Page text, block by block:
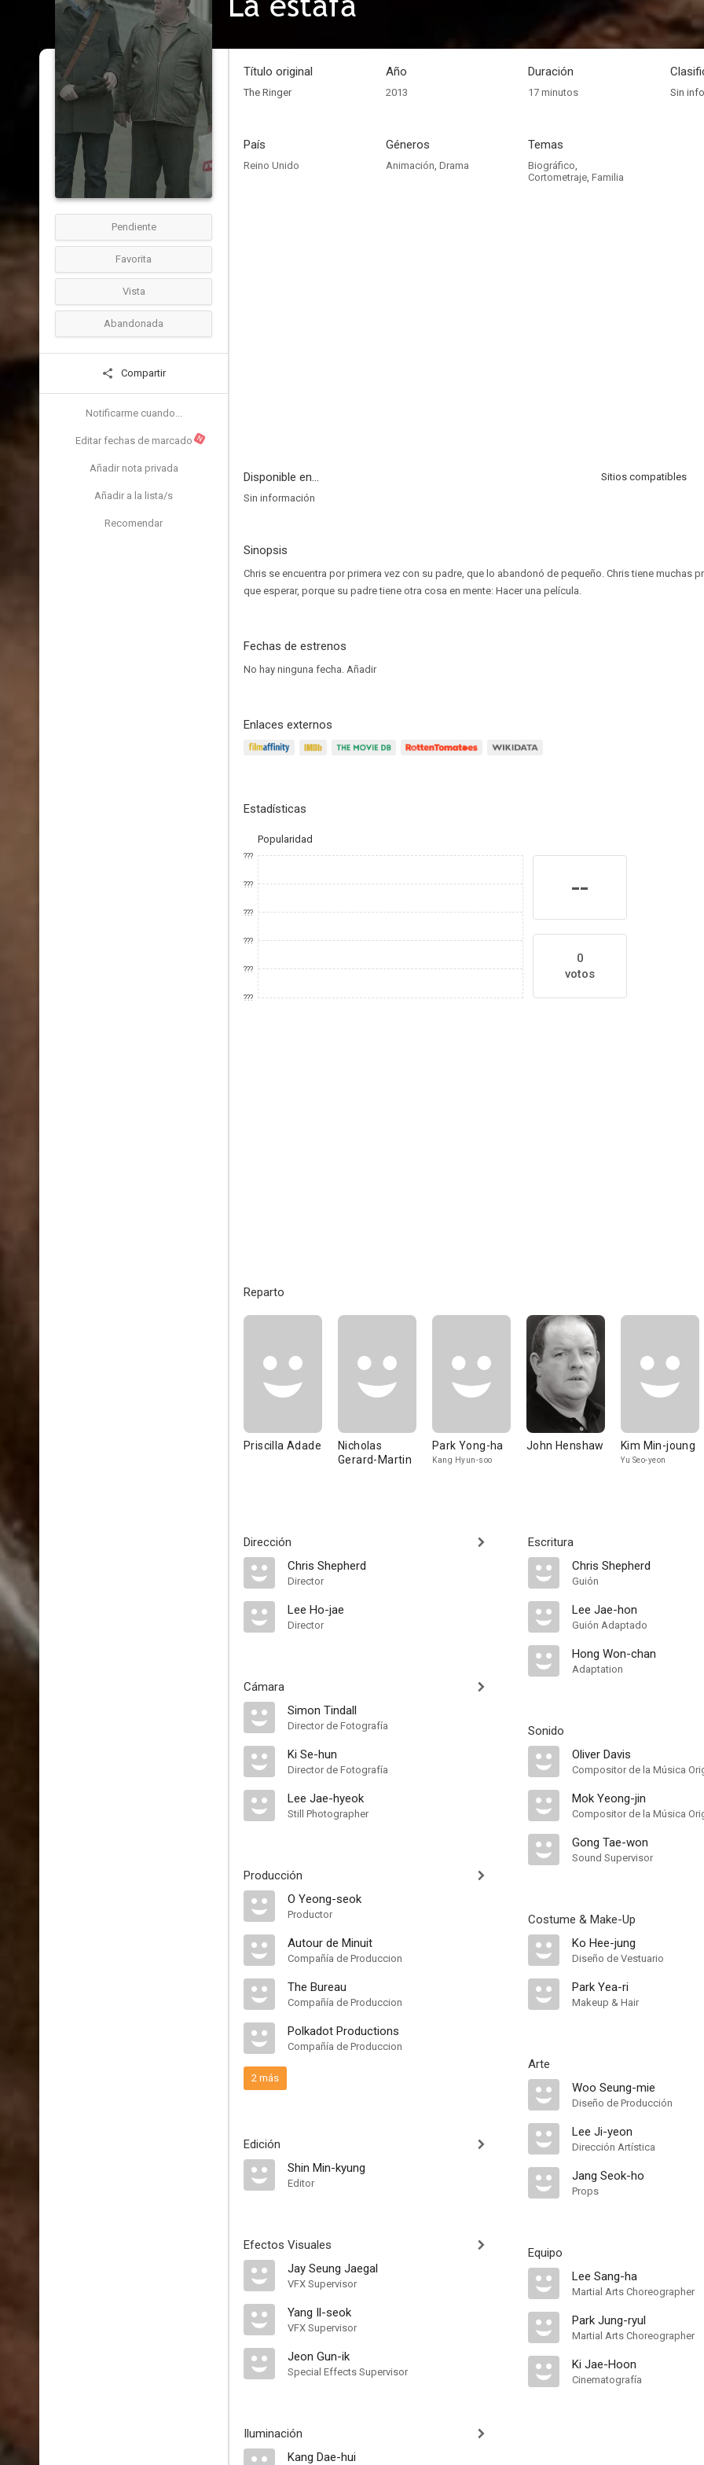
Pendiente
Favorita
Vista
Abandonada
Compartir
Notificarme cuando...
Editar fechas de marcado N
Añadir nota privada
Añadir a la lista/s
Recomendar
Título original
The Ringer
Año
2013
Duración
17 minutos Sin
País
Reino Unido
Géneros
Animación, Drama
Temas
Biográfico,
Cortometraje, Familia
Disponible en...
Sitios compatibles
Sin información
Sinopsis
Chris se encuentra por primera vez con su padre, que lo abandonó de pequeño. Chris tiene muchas
que esperar, porque su padre tiene otra cosa en mente: Hacer una película.
Fechas de estrenos
No hay ninguna fecha. Añadir
Enlaces externos
Estadísticas
Popularidad
???
???
???
???
???
???
--
0
votos
Reparto
Priscilla Adade
Nicholas
Gerard-Martin
Park Yong-ha
Kang Hyun-soo
John Henshaw Kim Min-joung
Yu Seo-yeon
Dirección
Chris Shepherd
Director
Lee Ho-jae
Director
Cámara
Simon Tindall
Director de Fotografía
Ki Se-hun
Director de Fotografía
Lee Jae-hyeok
Still Photographer
Producción
O Yeong-seok
Productor
Autour de Minuit
Compañía de Produccion
The Bureau
Compañía de Produccion
Polkadot Productions
Compañía de Produccion
2 más
Edición
Shin Min-kyung
Editor
Efectos Visuales
Jay Seung Jaegal
VFX Supervisor
Yang Il-seok
VFX Supervisor
Jeon Gun-ik
Special Effects Supervisor
Iluminación
Kang Dae-hui
Escritura
Chris Shepherd
Guión
Lee Jae-hon
Guión Adaptado
Hong Won-chan
Adaptation
Sonido
Oliver Davis
Compositor de la Música
Mok Yeong-jin
Compositor de la Música
Gong Tae-won
Sound Supervisor
Costume & Make-Up
Ko Hee-jung
Diseño de Vestuario
Park Yea-ri
Makeup & Hair
Arte
Woo Seung-mie
Diseño de Producción
Lee Ji-yeon
Dirección Artística
Jang Seok-ho
Props
Equipo
Lee Sang-ha
Martial Arts Choreographer
Park Jung-ryul
Martial Arts Choreographer
Ki Jae-Hoon
Cinematografía